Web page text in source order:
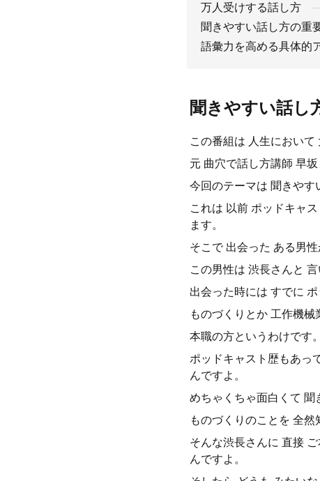
万人受けする話し方
聞きやすい話し方の重
語彙力を高める具体的
聞きやすい話し
この番組は 人生において
元 曲穴で話し方講師 早
今回のテーマは 聞きやす
これは 以前 ポッドキャ
ます。
そこで 出会った ある男
この男性は 渋長さんと 言
出会った時には すでに
ものづくりとか 工作機械
本職の方というわけです。
ポッドキャスト歴もあっ
んですよ。
めちゃくちゃ面白くて 聞
ものづくりのことを 全然
そんな渋長さんに 直接
んですよ。